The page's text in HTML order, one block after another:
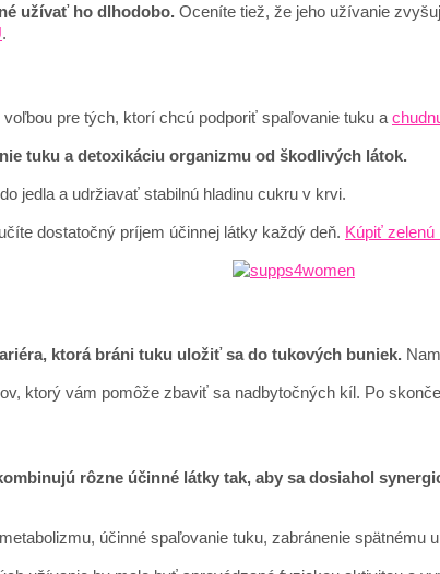
užívať ho dlhodobo. Oceníte tiež, že jeho užívanie
.
pre tých, ktorí chcú podporiť spaľovanie tuku a
tuku a detoxikáciu organizmu od škodlivých látok.
jedla a udržiavať stabilnú hladinu cukru v krvi.
dostatočný príjem účinnej látky každý deň. Kúpiť zelenú
ktorá bráni tuku uložiť sa do tukových buniek.
ktorý vám pomôže zbaviť sa nadbytočných kíl. Po
rôzne účinné látky tak, aby sa dosiahol
účinné spaľovanie tuku, zabránenie spätnému